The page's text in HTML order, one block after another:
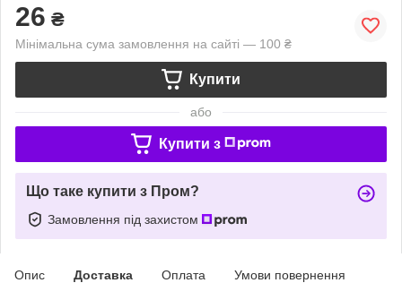
26 ₴
Мінімальна сума замовлення на сайті — 100 ₴
Купити
або
Купити з
Що таке купити з Пром?
Замовлення під захистом
Опис Доставка Оплата Умови повернення